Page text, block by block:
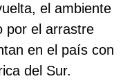
el ambiente
por el arrastre
en el país con
del Sur.